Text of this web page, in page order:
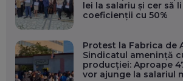
lei la salariu și cer să
coeficienții cu 50%
Protest la Fabrica de
Sindicatul amenință
producției: Aproape
vor ajunge la salariul